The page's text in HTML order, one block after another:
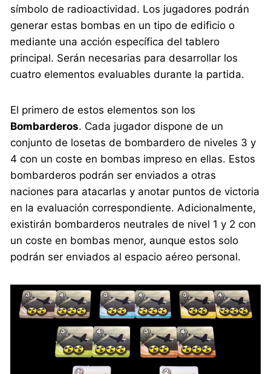
símbolo de radioactividad. Los jugadores podrán
generar estas bombas en un tipo de edificio o
mediante una acción específica del tablero
principal. Serán necesarias para desarrollar los
cuatro elementos evaluables durante la partida.
El primero de estos elementos son los
Bombarderos. Cada jugador dispone de un
conjunto de losetas de bombardero de niveles 3 y
4 con un coste en bombas impreso en ellas. Estos
bombarderos podrán ser enviados a otras
naciones para atacarlas y anotar puntos de victoria
en la evaluación correspondiente. Adicionalmente,
existirán bombarderos neutrales de nivel 1 y 2 con
un coste en bombas menor, aunque estos solo
podrán ser enviados al espacio aéreo personal.